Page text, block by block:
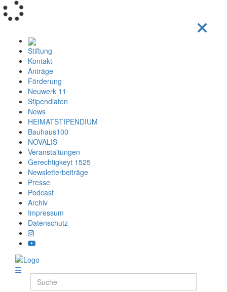
Stiftung
Kontakt
Anträge
Förderung
Neuwerk 11
Stipendiaten
News
HEIMATSTIPENDIUM
Bauhaus100
NOVALIS
Veranstaltungen
Gerechtigkeyt 1525
Newsletterbeiträge
Presse
Podcast
Archiv
Impressum
Datenschutz